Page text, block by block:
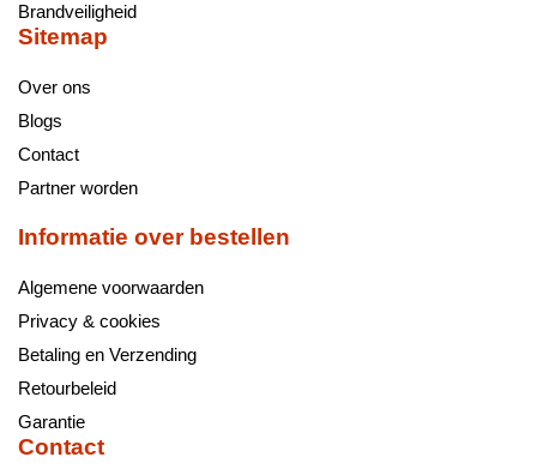
Brandveiligheid
Sitemap
Over ons
Blogs
Contact
Partner worden
Informatie over bestellen
Algemene voorwaarden
Privacy & cookies
Betaling en Verzending
Retourbeleid
Garantie
Contact